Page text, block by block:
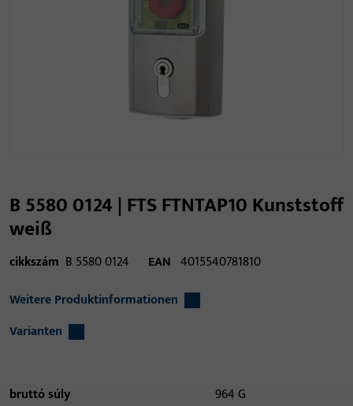
B 5580 0124 | FTS FTNTAP10 Kunststoff
weiß
cikkszám B 5580 0124 EAN 4015540781810
Weitere Produktinformationen
Varianten
bruttó súly
964 G